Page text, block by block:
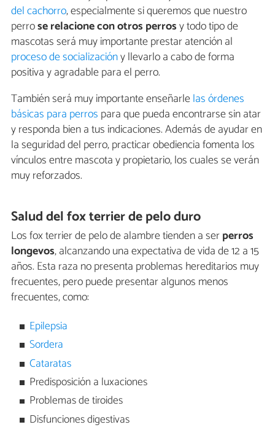
del cachorro, especialmente si queremos que nuestro
perrose relacione con otros perrosy todo tipo de
mascotas será muy importante prestar atención al
proceso de socializacióny llevarlo a cabo de forma
positiva y agradable para el perro.
También será muy importante enseñarlelas órdenes
básicas para perros para que pueda encontrarse sin atar
y responda bien a tus indicaciones. Además de ayudar en
la seguridad del perro, practicar obediencia fomenta los
vínculos entre mascota y propietario, los cuales se verán
muy reforzados.
Salud del fox terrier de pelo duro
Los fox terrier de pelo de alambre tienden a serperros
longevos, alcanzando una expectativa de vida de 12 a 15
años. Esta raza no presenta problemas hereditarios muy
frecuentes, pero puede presentar algunos menos
frecuentes, como:
Epilepsia
Sordera
Cataratas
Predisposición a luxaciones
Problemas de tiroides
Disfunciones digestivas